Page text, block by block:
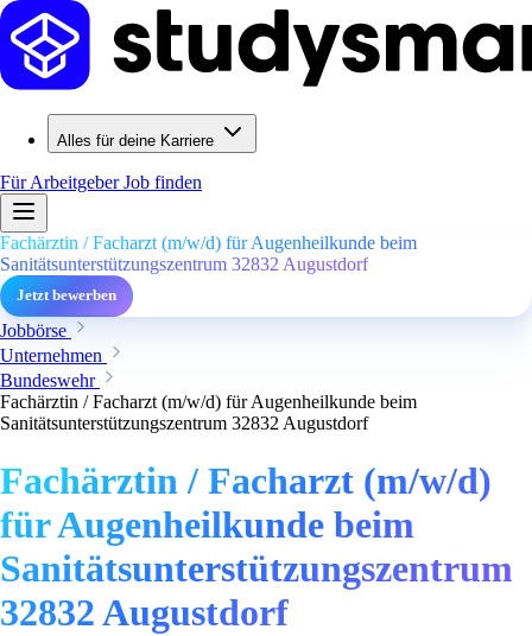
Alles für deine Karriere
Für ArbeitgeberJob finden
Fachärztin / Facharzt (m/w/d) für Augenheilkunde beim
Sanitätsunterstützungszentrum 32832 Augustdorf
Jetzt bewerben
Jobbörse
Unternehmen
Bundeswehr
Fachärztin / Facharzt (m/w/d) für Augenheilkunde beim
Sanitätsunterstützungszentrum 32832 Augustdorf
Fachärztin / Facharzt (m/w/d)
für Augenheilkunde beim
Sanitätsunterstützungszentrum
32832 Augustdorf